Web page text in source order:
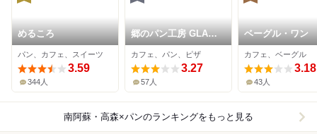
めるころ
パン、カフェ、スイーツ
3.59
344人
郷のパン工房 GLANz
Mut そばの実カフェ
カフェ、パン、ピザ
3.27
57人
ベーグル・ワン
カフェ、ベーグル
3.18
43人
南阿蘇・高森×パンのランキングをもっと見る